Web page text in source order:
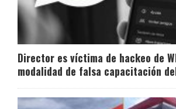
Director es víctima de hackeo de
modalidad de falsa capacitación del